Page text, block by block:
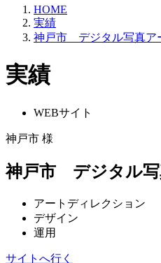
HOME
実績
神戸市 デジタル写真ア
実績
WEBサイト
神戸市 様
神戸市 デジタル写
アートディレクション
デザイン
運用
サイトへ行く